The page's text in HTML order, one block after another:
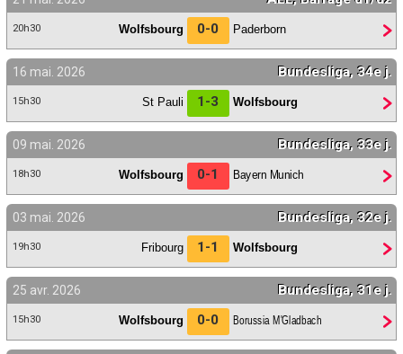
20h30 Wolfsbourg 0-0 Paderborn
16 mai. 2026 Bundesliga, 34e j.
15h30 St Pauli 1-3 Wolfsbourg
09 mai. 2026 Bundesliga, 33e j.
18h30 Wolfsbourg 0-1 Bayern Munich
03 mai. 2026 Bundesliga, 32e j.
19h30 Fribourg 1-1 Wolfsbourg
25 avr. 2026 Bundesliga, 31e j.
15h30 Wolfsbourg 0-0 Borussia M'Gladbach
Contact / Signaler un bug
Recrutement Maxifoot
Mentions légales
site web Maxifoot.fr